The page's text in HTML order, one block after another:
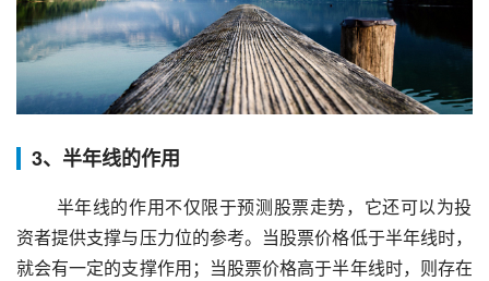
3、半年线的作用
资者提供支撑与压力位的参考。当股票价格低于半年线时，
就会有一定的支撑作用；当股票价格高于半年线时，则存在